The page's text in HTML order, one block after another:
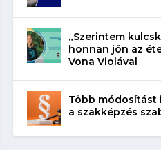
„Szerintem
honnan jön az
Vona Violával
Több módosítást
a szakképzés